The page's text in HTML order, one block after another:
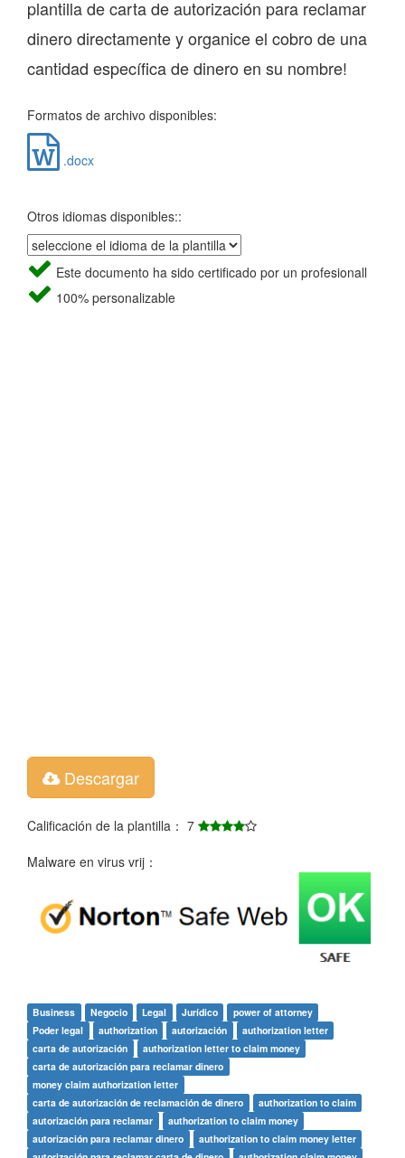
plantilla de carta de autorización para reclamar
dinero directamente y organice el cobro de una
cantidad específica de dinero en su nombre!
Formatos de archivo disponibles:
.docx
Otros idiomas disponibles::
Este documento ha sido certificado por un profesionall
100% personalizable
Descargar
Calificación de la plantilla： 7
Malware en virus vrij：
Business Negocio Legal Jurídico
power of attorney
Poder legal
authorization autorización
authorization letter
carta de autorización
authorization letter to claim money
carta de autorización para reclamar dinero
money claim authorization letter
carta de autorización de reclamación de dinero
authorization to claim
autorización para reclamar
authorization to claim money
autorización para reclamar dinero
authorization to claim money letter